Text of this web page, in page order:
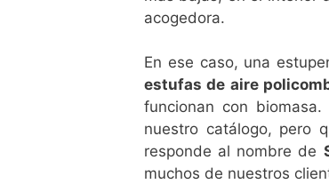
acogedora.
En ese caso, una
estufas de aire
funcionan con
nuestro catálogo, pero
responde al nombre de
muchos de nuestros